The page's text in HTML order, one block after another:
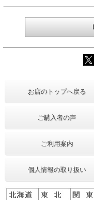
日本の力の源は、や
お店のトップへ戻る
ご購入者の声
ご利用案内
個人情報の取り扱い